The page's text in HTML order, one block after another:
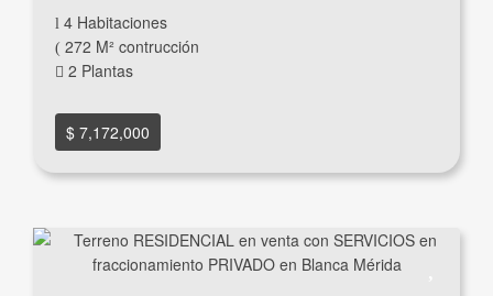
4 Habitaciones
272 M² contrucción
2 Plantas
$ 7,172,000